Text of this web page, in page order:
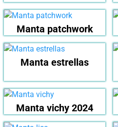
Manta patchwork
Manta estrellas
Manta vichy 2024